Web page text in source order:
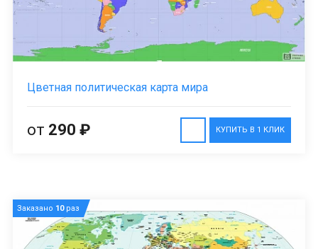
Цветная политическая карта мира
КУПИТЬ В 1 КЛИК
от 290 ₽
Заказано 10раз